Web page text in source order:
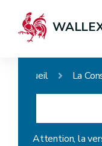
Accueil La
Attention, la